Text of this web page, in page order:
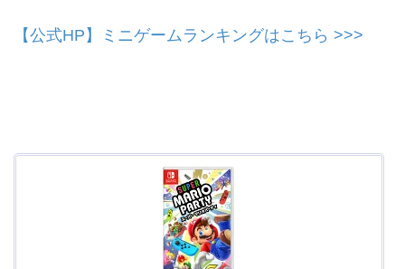
【公式HP】ミニゲームランキングはこちら >>>